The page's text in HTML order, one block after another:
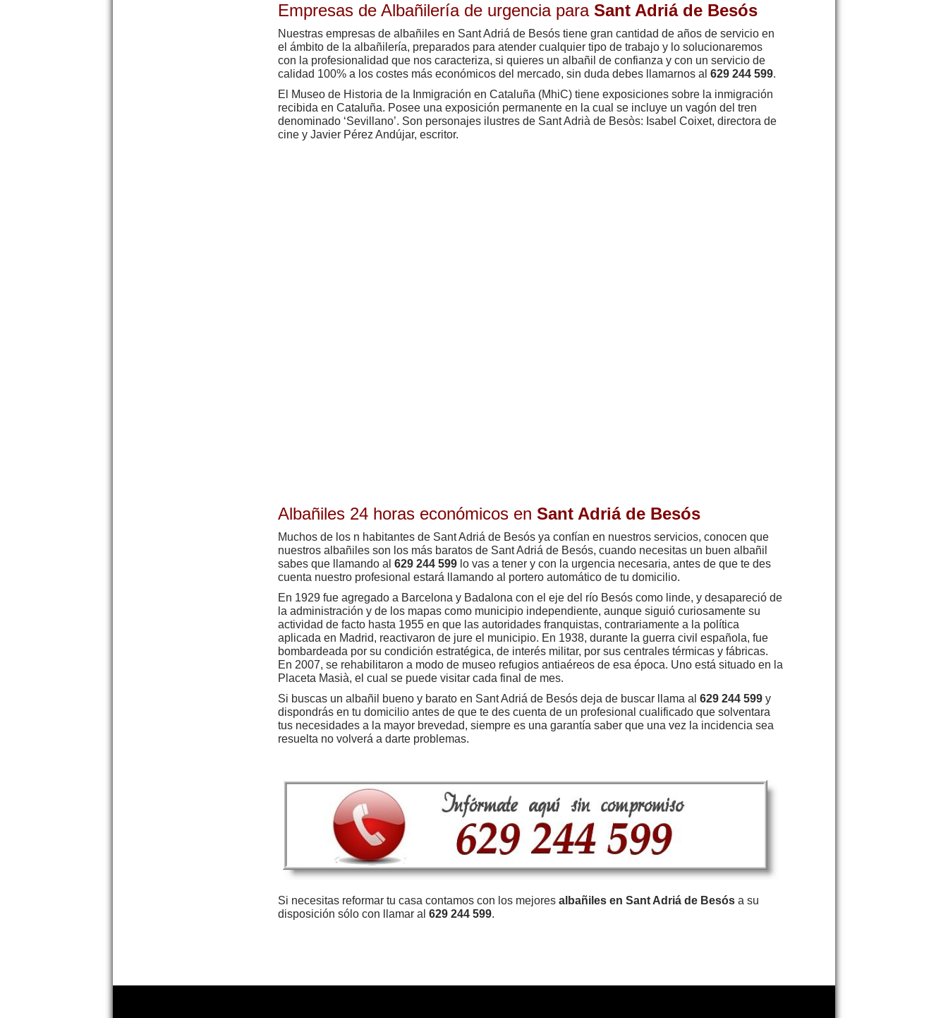
Empresas de Albañilería de urgencia para Sant Adriá de Besós
Nuestras empresas de albañiles en Sant Adriá de Besós tiene gran cantidad de años de servicio en
el ámbito de la albañilería, preparados para atender cualquier tipo de trabajo y lo solucionaremos
con la profesionalidad que nos caracteriza, si quieres un albañil de confianza y con un servicio de
calidad 100% a los costes más económicos del mercado, sin duda debes llamarnos al 629 244 599.
El Museo de Historia de la Inmigración en Cataluña (MhiC) tiene exposiciones sobre la inmigración
recibida en Cataluña. Posee una exposición permanente en la cual se incluye un vagón del tren
denominado ‘Sevillano’. Son personajes ilustres de Sant Adrià de Besòs: Isabel Coixet, directora de
cine y Javier Pérez Andújar, escritor.
Albañiles 24 horas económicos en Sant Adriá de Besós
Muchos de los n habitantes de Sant Adriá de Besós ya confían en nuestros servicios, conocen que
nuestros albañiles son los más baratos de Sant Adriá de Besós, cuando necesitas un buen albañil
sabes que llamando al 629 244 599 lo vas a tener y con la urgencia necesaria, antes de que te des
cuenta nuestro profesional estará llamando al portero automático de tu domicilio.
En 1929 fue agregado a Barcelona y Badalona con el eje del río Besós como linde, y desapareció de
la administración y de los mapas como municipio independiente, aunque siguió curiosamente su
actividad de facto hasta 1955 en que las autoridades franquistas, contrariamente a la política
aplicada en Madrid, reactivaron de jure el municipio. En 1938, durante la guerra civil española, fue
bombardeada por su condición estratégica, de interés militar, por sus centrales térmicas y fábricas.
En 2007, se rehabilitaron a modo de museo refugios antiaéreos de esa época. Uno está situado en la
Placeta Masià, el cual se puede visitar cada final de mes.
Si buscas un albañil bueno y barato en Sant Adriá de Besós deja de buscar llama al 629 244 599 y
dispondrás en tu domicilio antes de que te des cuenta de un profesional cualificado que solventara
tus necesidades a la mayor brevedad, siempre es una garantía saber que una vez la incidencia sea
resuelta no volverá a darte problemas.
Si necesitas reformar tu casa contamos con los mejores albañiles en Sant Adriá de Besós a su
disposición sólo con llamar al 629 244 599.